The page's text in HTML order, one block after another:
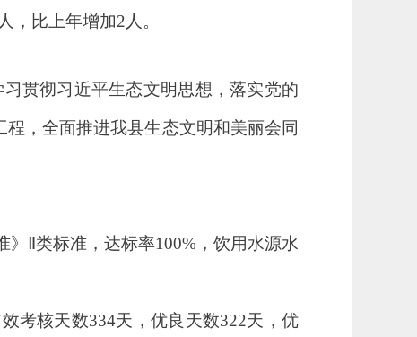
，比上年增加2人 。
习贯彻习近平生态文明思想，落实党的
程，全面推进我县生态文明和美丽会同
》Ⅱ类标准，达标率100%， 饮用水源水
考核天数334天，优良天数322天，优